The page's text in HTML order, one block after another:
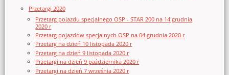
Przetargi 2020
Przetarg pojazdu specjalnego OSP - STAR 200 na 14 grudnia
2020 r
Przetarg pojazdów specjalnych OSP na 04 grudnia 2020 r
Przetarg na dzień 10 listopada 2020 r
Przetarg na dzień 9 listopada 2020 r
Przetargi na dzień 9 października 2020 r
Przetargi na dzień 7 września 2020 r